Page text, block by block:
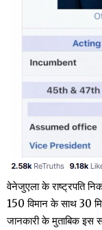
वेनेजुएला के राष्ट्रपति
150 विमान के साथ 30
जानकारी के मुताबिक